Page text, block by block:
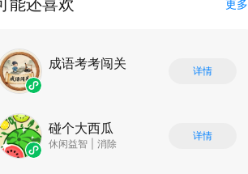
能还喜欢 更多
成语考考闯关 详情
碰个大西瓜
休闲益智 消除
详情